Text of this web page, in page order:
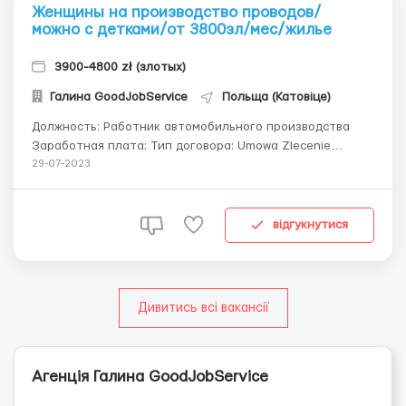
Женщины на производство проводов/
можно с детками/от 3800зл/мес/жилье
3900-4800 zł (злотых)
Галина GoodJobService Польща (Катовіце)
Должность: Работник автомобильного производства
Заработная плата: Тип договора: Umowa Zlecenie
Ставка: 19 нетто/час. Ставка для молодежи до 26 лет -
22/22-6). Перерывы - 20 мину...
29-07-2023
відгукнутися
Дивитись всі вакансії
Агенція Галина GoodJobService